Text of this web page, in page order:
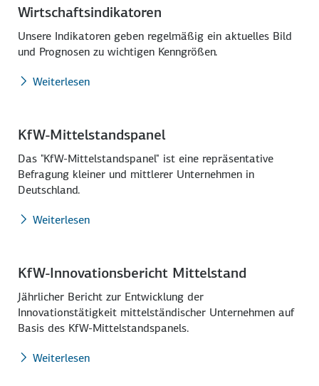
Wirtschaftsindikatoren
Unsere Indikatoren geben regelmäßig ein aktuelles Bild
und Prognosen zu wichtigen Kenngrößen.
Weiterlesen
KfW-Mittelstandspanel
Das "KfW-Mittelstandspanel" ist eine repräsentative
Befragung kleiner und mittlerer Unternehmen in
Deutschland.
Weiterlesen
KfW-Innovationsbericht Mittelstand
Jährlicher Bericht zur Entwicklung der
Innovationstätigkeit mittelständischer Unternehmen auf
Basis des KfW-Mittelstandspanels.
Weiterlesen